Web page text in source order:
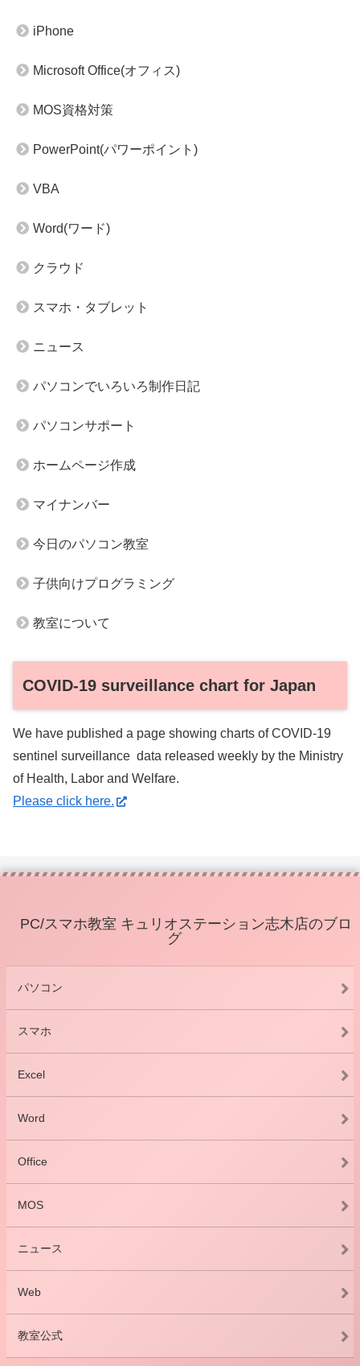
iPhone
Microsoft Office(オフィス)
MOS資格対策
PowerPoint(パワーポイント)
VBA
Word(ワード)
クラウド
スマホ・タブレット
ニュース
パソコンでいろいろ制作日記
パソコンサポート
ホームページ作成
マイナンバー
今日のパソコン教室
子供向けプログラミング
教室について
COVID-19 surveillance chart for Japan
We have published a page showing charts of COVID-19
sentinel surveillance data released weekly by the Ministry
of Health, Labor and Welfare.
Please click here.
PC/スマホ教室 キュリオステーション志木店のブロ
グ
パソコン
スマホ
Excel
Word
Office
MOS
ニュース
Web
教室公式